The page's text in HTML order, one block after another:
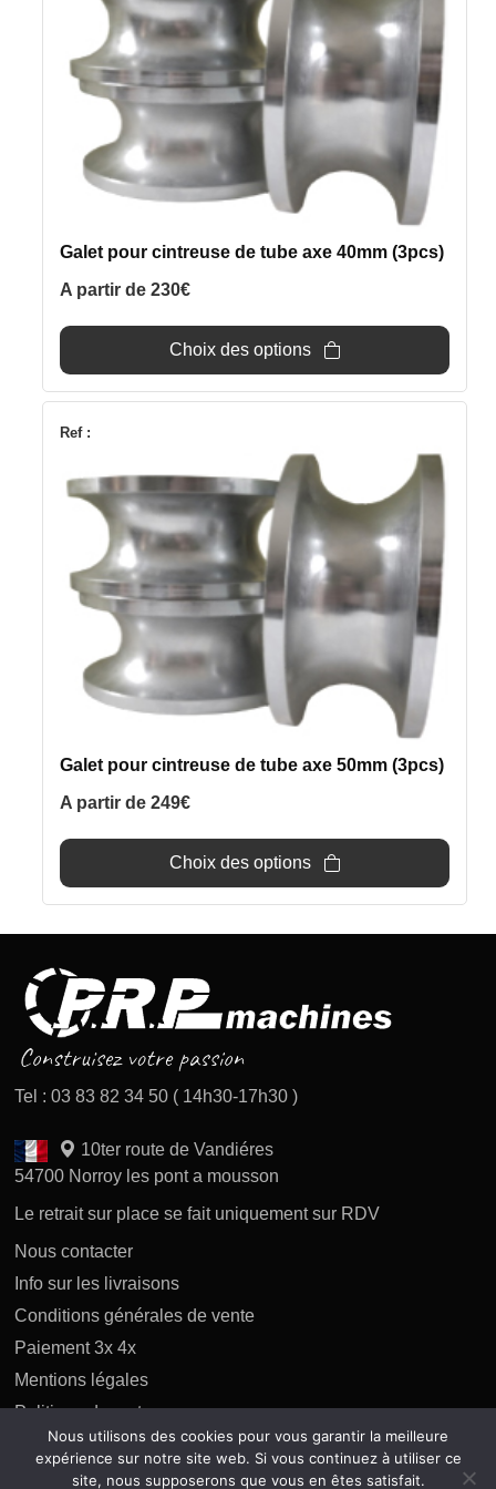
Galet pour cintreuse de tube axe 40mm (3pcs)
A partir de 230€
Choix des options
variations.
Les
options
peuvent
choisies
du
produit
Ref :
Galet pour cintreuse de tube axe 50mm (3pcs)
A partir de 249€
Choix des options
Ce
a
plusieurs
variations.
Les
options
peuvent
choisies
du
produit
Tel : 03 83 82 34 50 ( 14h30-17h30 )
10ter route de Vandiéres
54700 Norroy les pont a mousson
Le retrait sur place se fait uniquement sur RDV
Nous contacter
Info sur les livraisons
Conditions générales de vente
Paiement 3x 4x
Mentions légales
Politique des retours
Politique de confidentialité
Nous utilisons des cookies pour vous garantir la meilleure
expérience sur notre site web. Si vous continuez à utiliser ce
site, nous supposerons que vous en êtes satisfait.